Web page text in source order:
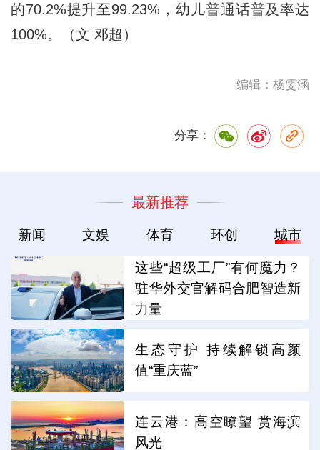
的70.2%提升至99.23%，幼儿普通话普及率达
100%。（文 邓超）
编辑：杨雯涵
分享：
最新推荐
新闻 文娱 体育 环创 城市
这些“超级工厂”有何魔力？
驻华外交官解码合肥智造新
力量
生态守护 持续解锁高颜
值“重庆蓝”
连云港：高空瞭望 赏海滨
风光